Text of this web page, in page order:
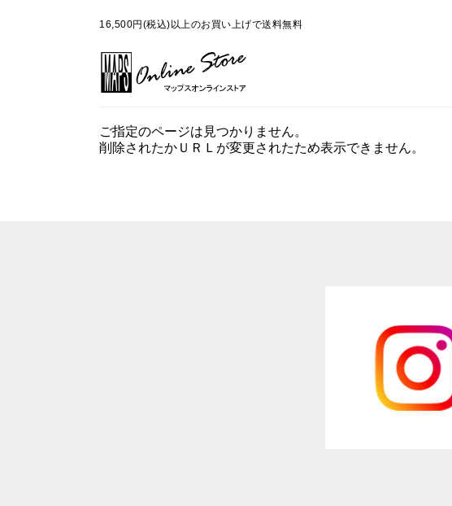
16,500円(税込)以上のお買い上げで送料無料
ご指定のページは見つかりません。
削除されたかＵＲＬが変更されたため表示できません。